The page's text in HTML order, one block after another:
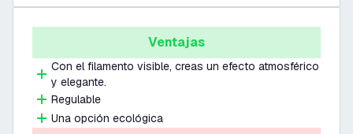
Ventajas
Con el filamento visible, creas un efecto atmosférico
y elegante.
Regulable
Una opción ecológica